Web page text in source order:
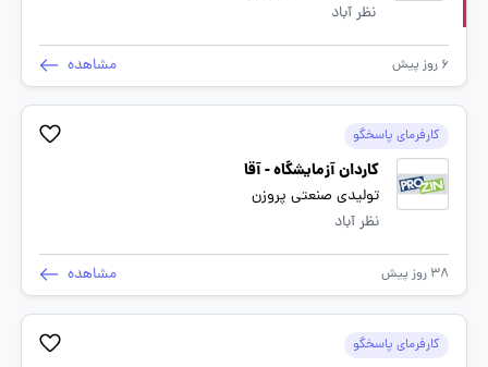
نظر آباد
6 روز پیش مشاهده
کارفرمای پاسخگو
کاردان آزمایشگاه - آقا
تولیدی صنعتی پروزن
نظر آباد
38 روز پیش مشاهده
کارفرمای پاسخگو